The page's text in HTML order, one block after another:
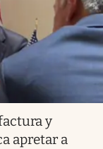
y
apretar a